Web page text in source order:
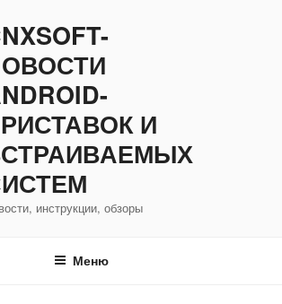
И
инструкции, обзоры
Меню